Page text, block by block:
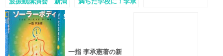
一指 李承憲著の新